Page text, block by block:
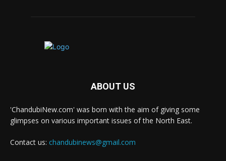
ABOUT US
'ChandubiNew.com' was born with the aim of giving some
glimpses on various important issues of the North East.
Contact us: chandubinews@gmail.com